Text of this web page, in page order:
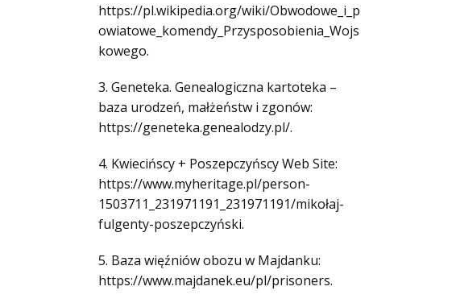
https://pl.wikipedia.org/wiki/Obwodowe_i_p
owiatowe_komendy_Przysposobienia_Wojs
kowego.
3. Geneteka. Genealogiczna kartoteka –
baza urodzeń, małżeństw i zgonów:
https://geneteka.genealodzy.pl/.
4. Kwiecińscy + Poszepczyńscy Web Site:
https://www.myheritage.pl/person-
1503711_231971191_231971191/mikołaj-
fulgenty-poszepczyński.
5. Baza więźniów obozu w Majdanku:
https://www.majdanek.eu/pl/prisoners.